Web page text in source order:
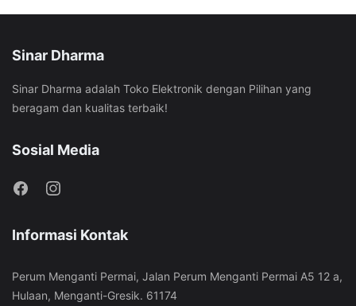
Sinar Dharma
Sinar Dharma adalah Toko Elektronik dengan Pilihan yang
beragam dan kualitas terbaik!
Sosial Media
Informasi Kontak
Perum Menganti Permai, Jalan Perum Menganti Permai A5 12 a,
Hulaan, Menganti-Gresik. 61174